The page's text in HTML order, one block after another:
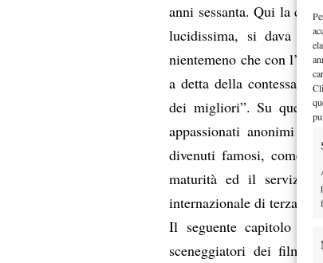
anni sessanta. Qui la
lucidissima, si dava
nientemeno che con
a detta della contessa
dei migliori”. Su quei
appassionati anonimi e
divenuti famosi, come
maturità ed il servizio
internazionale di terza
Il seguente capitolo
sceneggiatori dei film